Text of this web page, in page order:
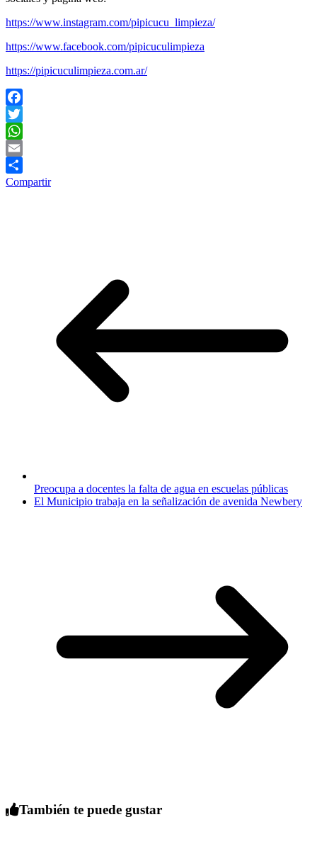
https://www.instagram.com/pipicucu_limpieza/
https://www.facebook.com/pipicuculimpieza
https://pipicuculimpieza.com.ar/
Facebook
Twitter
WhatsApp
Email
Compartir
Preocupa a docentes la falta de agua en escuelas públicas
El Municipio trabaja en la señalización de avenida Newbery
También te puede gustar